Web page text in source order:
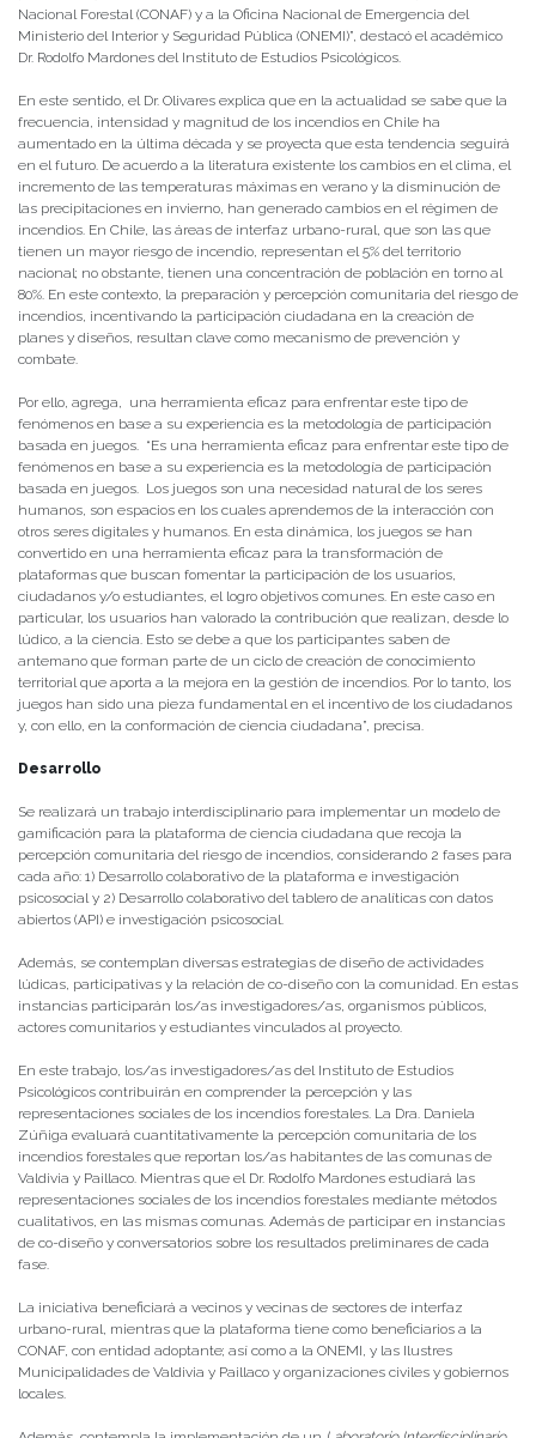
Nacional Forestal (CONAF) y a la Oficina Nacional de Emergencia del
Ministerio del Interior y Seguridad Pública (ONEMI)”, destacó el académico
Dr. Rodolfo Mardones del Instituto de Estudios Psicológicos.
En este sentido, el Dr. Olivares explica que en la actualidad se sabe que la
frecuencia, intensidad y magnitud de los incendios en Chile ha
aumentado en la última década y se proyecta que esta tendencia seguirá
en el futuro. De acuerdo a la literatura existente los cambios en el clima, el
incremento de las temperaturas máximas en verano y la disminución de
las precipitaciones en invierno, han generado cambios en el régimen de
incendios. En Chile, las áreas de interfaz urbano-rural, que son las que
tienen un mayor riesgo de incendio, representan el 5% del territorio
nacional; no obstante, tienen una concentración de población en torno al
80%. En este contexto, la preparación y percepción comunitaria del riesgo de
incendios, incentivando la participación ciudadana en la creación de
planes y diseños, resultan clave como mecanismo de prevención y
combate.
Por ello, agrega, una herramienta eficaz para enfrentar este tipo de
fenómenos en base a su experiencia es la metodología de participación
basada en juegos. “Es una herramienta eficaz para enfrentar este tipo de
fenómenos en base a su experiencia es la metodología de participación
basada en juegos. Los juegos son una necesidad natural de los seres
humanos, son espacios en los cuales aprendemos de la interacción con
otros seres digitales y humanos. En esta dinámica, los juegos se han
convertido en una herramienta eficaz para la transformación de
plataformas que buscan fomentar la participación de los usuarios,
ciudadanos y/o estudiantes, el logro objetivos comunes. En este caso en
particular, los usuarios han valorado la contribución que realizan, desde lo
lúdico, a la ciencia. Esto se debe a que los participantes saben de
antemano que forman parte de un ciclo de creación de conocimiento
territorial que aporta a la mejora en la gestión de incendios. Por lo tanto, los
juegos han sido una pieza fundamental en el incentivo de los ciudadanos
y, con ello, en la conformación de ciencia ciudadana”, precisa.
Desarrollo
Se realizará un trabajo interdisciplinario para implementar un modelo de
gamificación para la plataforma de ciencia ciudadana que recoja la
percepción comunitaria del riesgo de incendios, considerando 2 fases para
cada año: ​1) Desarrollo colaborativo de la plataforma e investigación
psicosocial y 2) Desarrollo colaborativo del tablero de analíticas con datos
abiertos (API) e investigación psicosocial.
Además, se contemplan diversas estrategias de diseño de actividades
lúdicas, participativas y la relación de co-diseño con la comunidad. En estas
instancias participarán los/as investigadores/as, organismos públicos,
actores comunitarios y estudiantes vinculados al proyecto.
En este trabajo, los/as investigadores/as del Instituto de Estudios
Psicológicos contribuirán en comprender la percepción y las
representaciones sociales de los incendios forestales. La Dra. Daniela
Zúñiga evaluará cuantitativamente la percepción comunitaria de los
incendios forestales que reportan los/as habitantes de las comunas de
Valdivia y Paillaco. Mientras que el Dr. Rodolfo Mardones estudiará las
representaciones sociales de los incendios forestales mediante métodos
cualitativos, en las mismas comunas. Además de participar en instancias
de co-diseño y conversatorios sobre los resultados preliminares de cada
fase.
La iniciativa beneficiará a vecinos y vecinas de sectores de interfaz
urbano-rural, mientras que la plataforma tiene como beneficiarios a la
CONAF, con entidad adoptante; así como a la ONEMI, y las Ilustres
Municipalidades de Valdivia y Paillaco y organizaciones civiles y gobiernos
locales.